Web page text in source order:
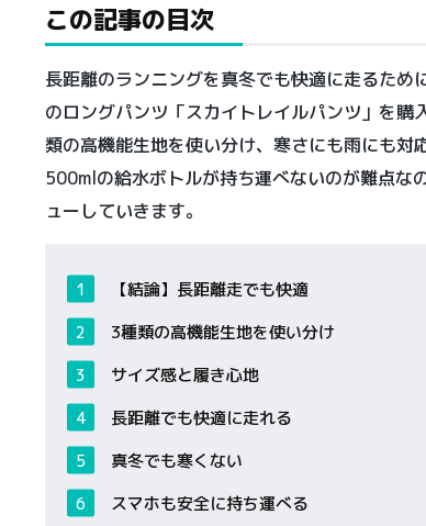
この記事の目次
長距離のランニングを真冬でも快適に走るた
のロングパンツ「スカイトレイルパンツ」を
類の高機能生地を使い分け、寒さにも雨にも対
500mlの給水ボトルが持ち運べないのが難点な
ューしていきます。
【結論】長距離走でも快適
3種類の高機能生地を使い分け
サイズ感と履き心地
長距離でも快適に走れる
真冬でも寒くない
スマホも安全に持ち運べる